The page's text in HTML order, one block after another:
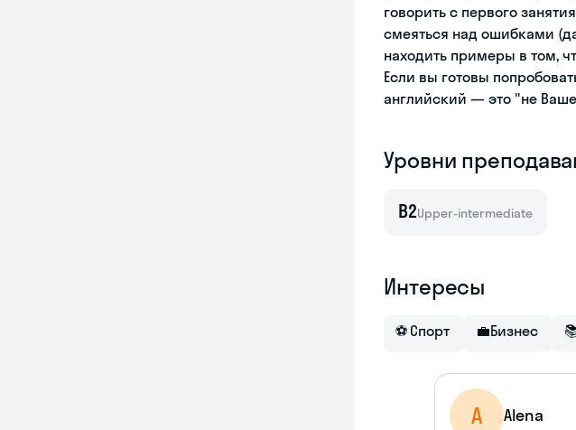
говорить с первого
смеяться над ошибками
находить примеры в том,
Если вы готовы
английский — это "не
Уровни
B2Upper-intermediate
Интересы
⚽ Спорт 💼Бизнес
A Alena